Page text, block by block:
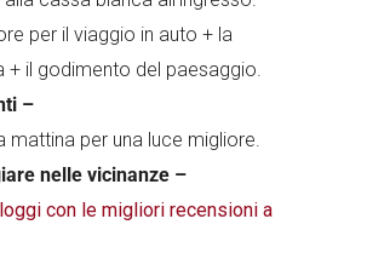
per il viaggio in auto + la
+ il godimento del paesaggio.
–
mattina per una luce migliore.
nelle vicinanze –
con le migliori recensioni a